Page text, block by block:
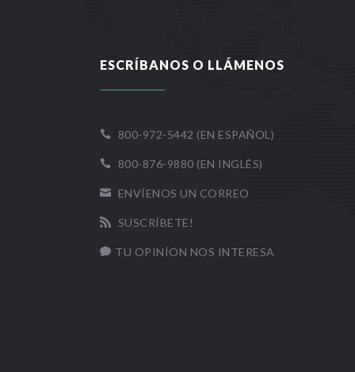
ESCRÍBANOS O LLÁMENOS
 800-972-5442 (EN ESPAÑOL)
 800-876-9880 (EN INGLÉS)
 ENVÍENOS UN CORREO
 SUSCRÍBETE!
 TU OPINÍON NOS INTERESA